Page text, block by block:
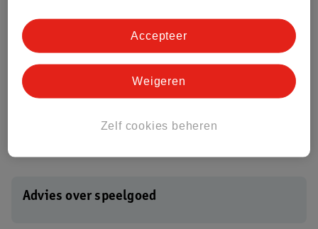
blauw, 38,cm x 38,5cm,
9 stuks
Niet op voorraad
Advies over speelgoed
Zelf cookies beheren
Weigeren
Accepteer